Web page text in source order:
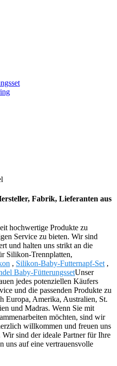
Fabrik, Lieferanten aus
hochwertige Produkte zu
Service zu bieten. Wir sind
und halten uns strikt an die
Silikon-Trennplatten,
, Silikon-Baby-Futternapf-Set ,
Baby-FütterungssetUnser
jedes potenziellen Käufers
und die passenden Produkte zu
Europa, Amerika, Australien, St.
und Madras. Wenn Sie mit
möchten, sind wir
willkommen und freuen uns
sind der ideale Partner für Ihre
uns auf eine vertrauensvolle